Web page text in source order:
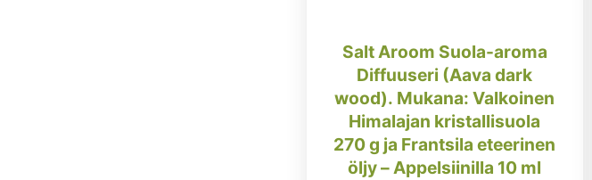
Salt Aroom Suola-aroma
Diffuuseri (Aava dark
wood). Mukana: Valkoinen
Himalajan kristallisuola
270 g ja Frantsila eteerinen
öljy – Appelsiinilla 10 ml